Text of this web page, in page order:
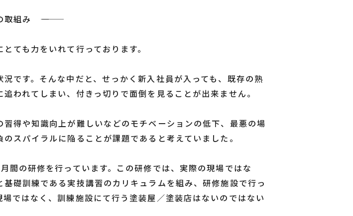
組み ――――
ても力をいれて行っております。
です。そんな中だと、せっかく新入社員が入っても、既存の熟
われてしまい、付きっ切りで面倒を見ることが出来ません。
得や知識向上が難しいなどのモチベーションの低下、最悪の場
スパイラルに陥ることが課題であると考えていました。
間の研修を行っています。この研修では、実際の現場ではな
礎訓練である実技講習のカリキュラムを組み、研修施設で行っ
ではなく、訓練施設にて行う塗装屋／塗装店はないのではない